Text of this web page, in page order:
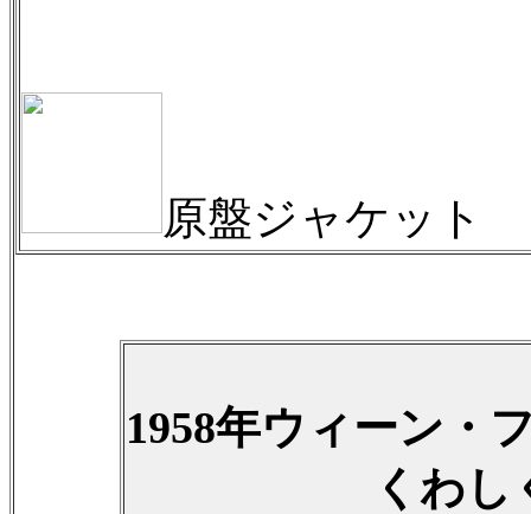
原盤ジャケット
1958年ウィーン・
くわし